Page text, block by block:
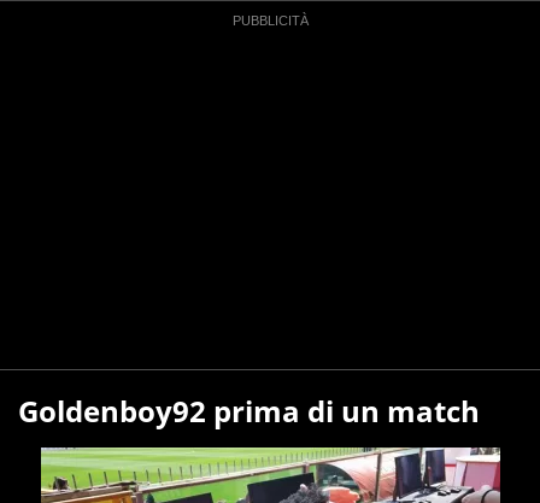
Goldenboy92 prima di un match